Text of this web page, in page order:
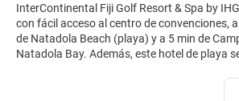
InterContinental Fiji Golf Resort & Spa by
con fácil acceso al centro de convenciones,
de Natadola Beach (playa) y a 5 min de
Natadola Bay. Además, este hotel de playa se encuentra a